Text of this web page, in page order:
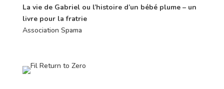
La vie de Gabriel ou l’histoire d’un bébé plume – un
livre pour la fratrie
Association Spama